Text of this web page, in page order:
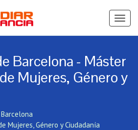
Ver
Barcelona - Máster
Mujeres, Género y
Mujeres, Género y Ciudadanía